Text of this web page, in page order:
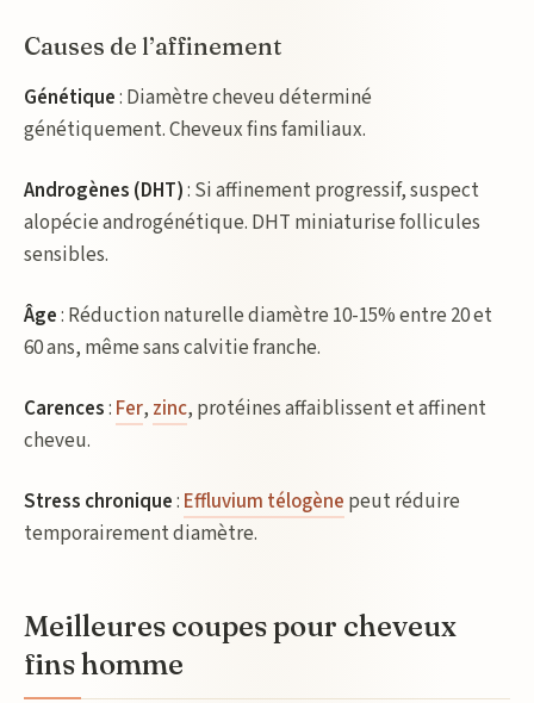
Causes de l’affinement
Génétique: Diamètre cheveu déterminé
génétiquement. Cheveux fins familiaux.
Androgènes (DHT): Si affinement progressif, suspect
alopécie androgénétique. DHT miniaturise follicules
sensibles.
Âge: Réduction naturelle diamètre 10-15% entre 20 et
60 ans, même sans calvitie franche.
Carences: Fer, zinc, protéines affaiblissent et affinent
cheveu.
Stress chronique: Effluvium télogène peut réduire
temporairement diamètre.
Meilleures coupes pour cheveux
fins homme